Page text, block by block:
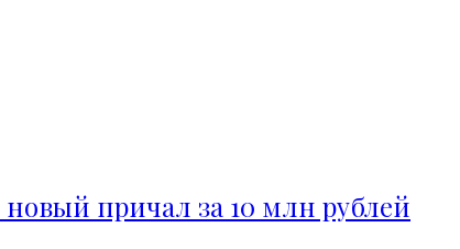
причал за 10 млн рублей